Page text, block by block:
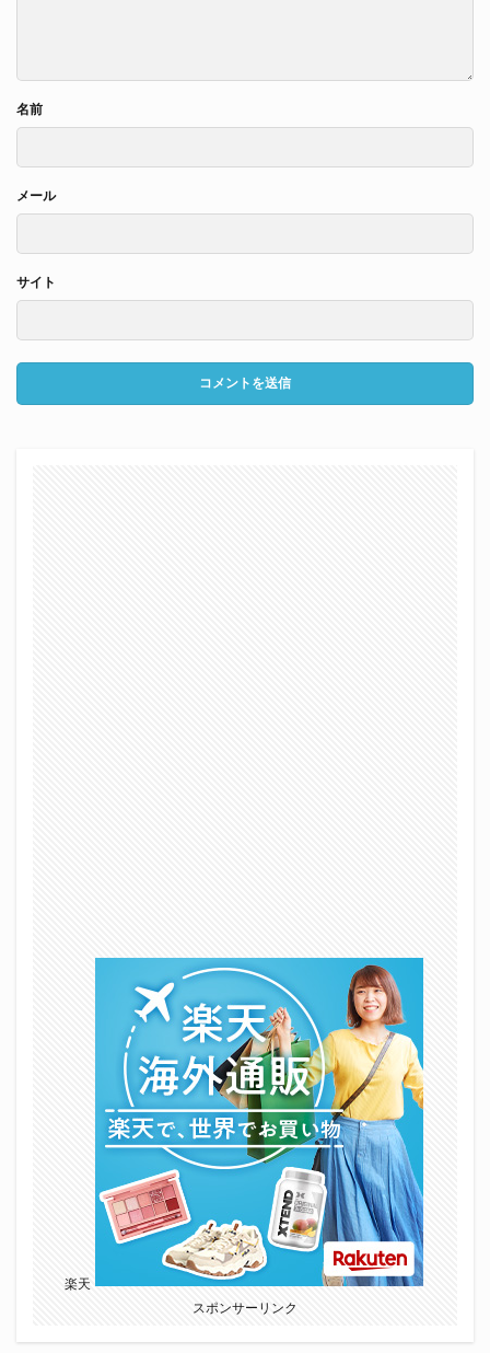
名前
メール
サイト
楽天
スポンサーリンク